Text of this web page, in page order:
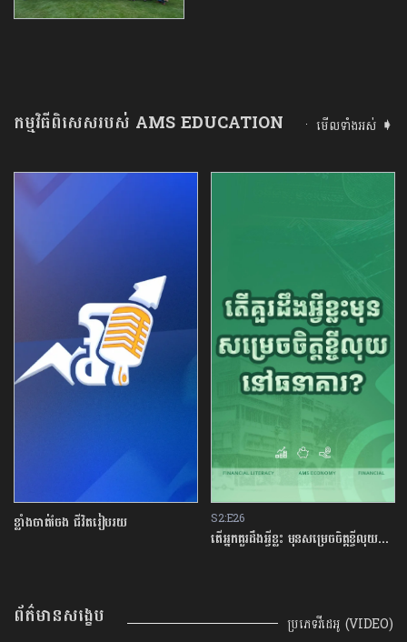
កម្មវិធីពិសេសរបស់ AMS EDUCATION មើលទាំងអស់ ➧
S2:E26 S1:E13
អ្នករៀនផង ធ្វើការផង
ព័ត៌មានសង្ខេប ប្រភេទវីដេអូ (VIDEO)